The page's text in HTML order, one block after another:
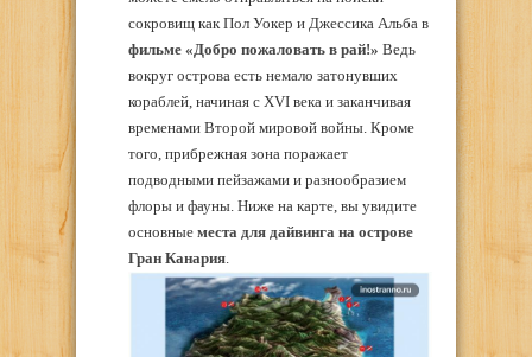
сокровищ как Пол Уокер и Джессика Альба в
фильме «Добро пожаловать в рай!» Ведь
вокруг острова есть немало затонувших
кораблей, начиная с XVI века и заканчивая
временами Второй мировой войны. Кроме
того, прибрежная зона поражает
подводными пейзажами и разнообразием
флоры и фауны. Ниже на карте, вы увидите
основные места для дайвинга на острове
Гран Канария.